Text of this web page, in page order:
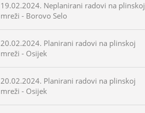
19.02.2024. Neplanirani radovi na plinskoj
mreži - Borovo Selo
20.02.2024. Planirani radovi na plinskoj
mreži - Osijek
20.02.2024. Planirani radovi na plinskoj
mreži - Osijek